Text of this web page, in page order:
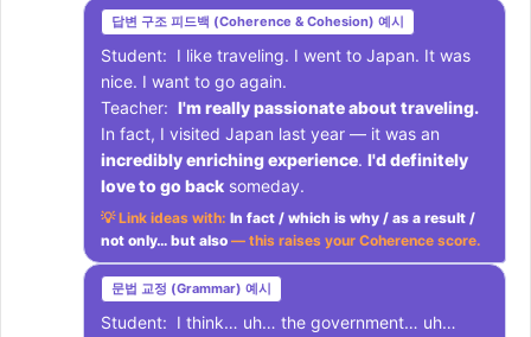
답변 구조 피드백 (Coherence & Cohesion) 예시
Student: I like traveling. I went to Japan. It was
nice. I want to go again.
Teacher: I'm really passionate about traveling.
In fact, I visited Japan last year — it was an
incredibly enriching experience. I'd definitely
love to go backsomeday.
💡 Link ideas with: In fact / which is why / as a result /
not only… but also— this raises your Coherence score.
문법 교정 (Grammar) 예시
Student: I think… uh… the government… uh…